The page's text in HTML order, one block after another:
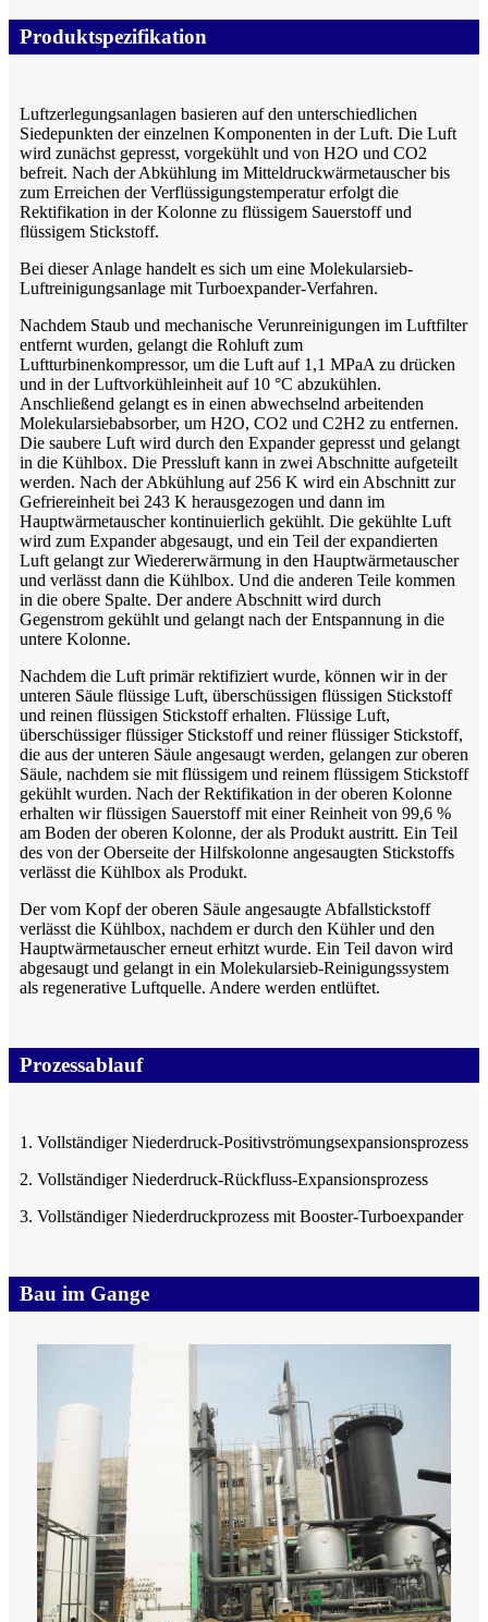
Produktspezifikation
Luftzerlegungsanlagen basieren auf den unterschiedlichen
Siedepunkten der einzelnen Komponenten in der Luft. Die Luft
wird zunächst gepresst, vorgekühlt und von H2O und CO2
befreit. Nach der Abkühlung im Mitteldruckwärmetauscher bis
zum Erreichen der Verflüssigungstemperatur erfolgt die
Rektifikation in der Kolonne zu flüssigem Sauerstoff und
flüssigem Stickstoff.
Bei dieser Anlage handelt es sich um eine Molekularsieb-
Luftreinigungsanlage mit Turboexpander-Verfahren.
Nachdem Staub und mechanische Verunreinigungen im Luftfilter
entfernt wurden, gelangt die Rohluft zum
Luftturbinenkompressor, um die Luft auf 1,1 MPaA zu drücken
und in der Luftvorkühleinheit auf 10 °C abzukühlen.
Anschließend gelangt es in einen abwechselnd arbeitenden
Molekularsiebabsorber, um H2O, CO2 und C2H2 zu entfernen.
Die saubere Luft wird durch den Expander gepresst und gelangt
in die Kühlbox. Die Pressluft kann in zwei Abschnitte aufgeteilt
werden. Nach der Abkühlung auf 256 K wird ein Abschnitt zur
Gefriereinheit bei 243 K herausgezogen und dann im
Hauptwärmetauscher kontinuierlich gekühlt. Die gekühlte Luft
wird zum Expander abgesaugt, und ein Teil der expandierten
Luft gelangt zur Wiedererwärmung in den Hauptwärmetauscher
und verlässt dann die Kühlbox. Und die anderen Teile kommen
in die obere Spalte. Der andere Abschnitt wird durch
Gegenstrom gekühlt und gelangt nach der Entspannung in die
untere Kolonne.
Nachdem die Luft primär rektifiziert wurde, können wir in der
unteren Säule flüssige Luft, überschüssigen flüssigen Stickstoff
und reinen flüssigen Stickstoff erhalten. Flüssige Luft,
überschüssiger flüssiger Stickstoff und reiner flüssiger Stickstoff,
die aus der unteren Säule angesaugt werden, gelangen zur oberen
Säule, nachdem sie mit flüssigem und reinem flüssigem Stickstoff
gekühlt wurden. Nach der Rektifikation in der oberen Kolonne
erhalten wir flüssigen Sauerstoff mit einer Reinheit von 99,6 %
am Boden der oberen Kolonne, der als Produkt austritt. Ein Teil
des von der Oberseite der Hilfskolonne angesaugten Stickstoffs
verlässt die Kühlbox als Produkt.
Der vom Kopf der oberen Säule angesaugte Abfallstickstoff
verlässt die Kühlbox, nachdem er durch den Kühler und den
Hauptwärmetauscher erneut erhitzt wurde. Ein Teil davon wird
abgesaugt und gelangt in ein Molekularsieb-Reinigungssystem
als regenerative Luftquelle. Andere werden entlüftet.
Prozessablauf
1. Vollständiger Niederdruck-Positivströmungsexpansionsprozess
2. Vollständiger Niederdruck-Rückfluss-Expansionsprozess
3. Vollständiger Niederdruckprozess mit Booster-Turboexpander
Bau im Gange